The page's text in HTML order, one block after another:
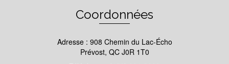
Coordonnées
Adresse : 908 Chemin du Lac-Écho
Prévost, QC J0R 1T0